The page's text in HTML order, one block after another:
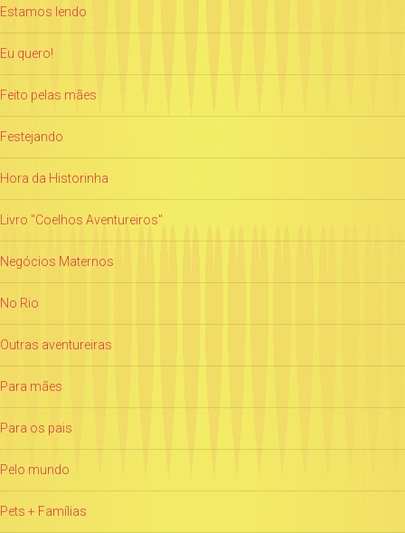
Estamos lendo
Eu quero!
Feito pelas mães
Festejando
Hora da Historinha
Livro "Coelhos Aventureiros"
Negócios Maternos
No Rio
Outras aventureiras
Para mães
Para os pais
Pelo mundo
Pets + Famílias